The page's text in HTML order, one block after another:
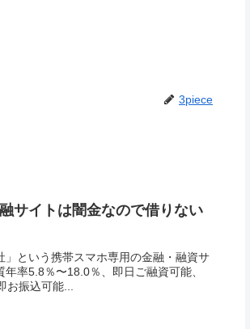
3piece
サイトは闇金なので借りない
という携帯スマホ専用の金融・融資サ
率5.8％〜18.0％、即日ご融資可能、
振込可能...